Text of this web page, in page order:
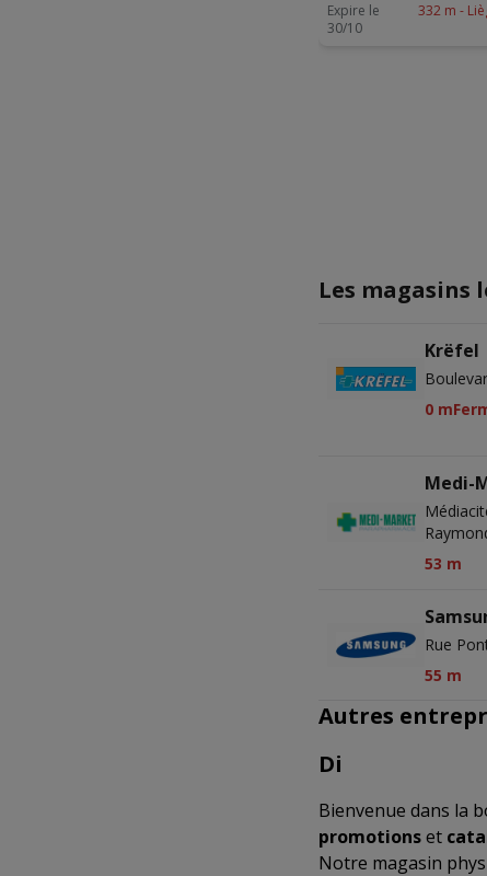
Expire le
30/10
332 m -
Les magasins
Krëfel
0 m
Medi-
53 m
Rue
55 m
Autres
Di
Bienvenue dans la
promotionset
Notre magasin